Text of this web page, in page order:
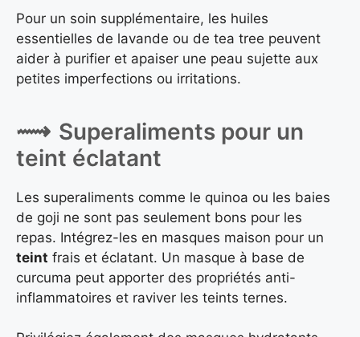
Pour un soin supplémentaire, les huiles
essentielles de lavande ou de tea tree peuvent
aider à purifier et apaiser une peau sujette aux
petites imperfections ou irritations.
Superaliments pour un
teint éclatant
Les superaliments comme le quinoa ou les baies
de goji ne sont pas seulement bons pour les
repas. Intégrez-les en masques maison pour un
teint frais et éclatant. Un masque à base de
curcuma peut apporter des propriétés anti-
inflammatoires et raviver les teints ternes.